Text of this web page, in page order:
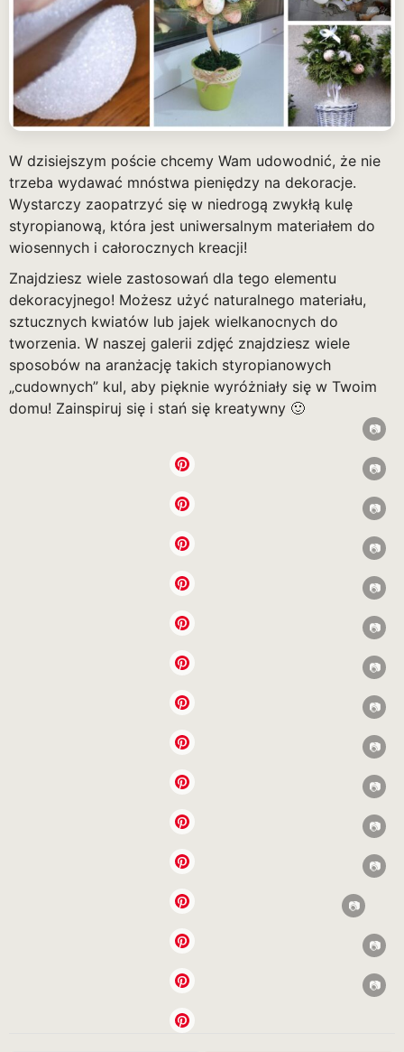
W dzisiejszym poście chcemy Wam udowodnić, że nie
trzeba wydawać mnóstwa pieniędzy na dekoracje.
Wystarczy zaopatrzyć się w niedrogą zwykłą kulę
styropianową, która jest uniwersalnym materiałem do
wiosennych i całorocznych kreacji!
Znajdziesz wiele zastosowań dla tego elementu
dekoracyjnego! Możesz użyć naturalnego materiału,
sztucznych kwiatów lub jajek wielkanocnych do
tworzenia. W naszej galerii zdjęć znajdziesz wiele
sposobów na aranżację takich styropianowych
„cudownych” kul, aby pięknie wyróżniały się w Twoim
domu! Zainspiruj się i stań się kreatywny 🙂